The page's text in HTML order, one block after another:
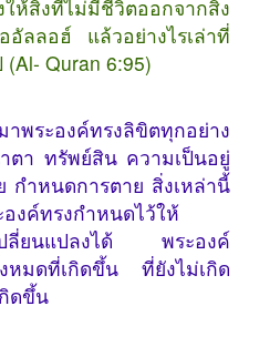
ห้สิ่งที่ไม่มีชีวิตออกจากสิ่ง
ลลอฮ์ แล้วอย่างไรเล่าที่
(Al- Quran 6:95)
ระองค์ทรงลิขิตทุกอย่าง
ตา ทรัพย์สิน ความเป็นอยู่
กำหนดการตาย สิ่งเหล่านี้
งค์ทรงกำหนดไว้ให้
ปลี่ยนแปลงได้ พระองค์
หมดที่เกิดขึ้น ที่ยังไม่เกิด
ดขึ้น